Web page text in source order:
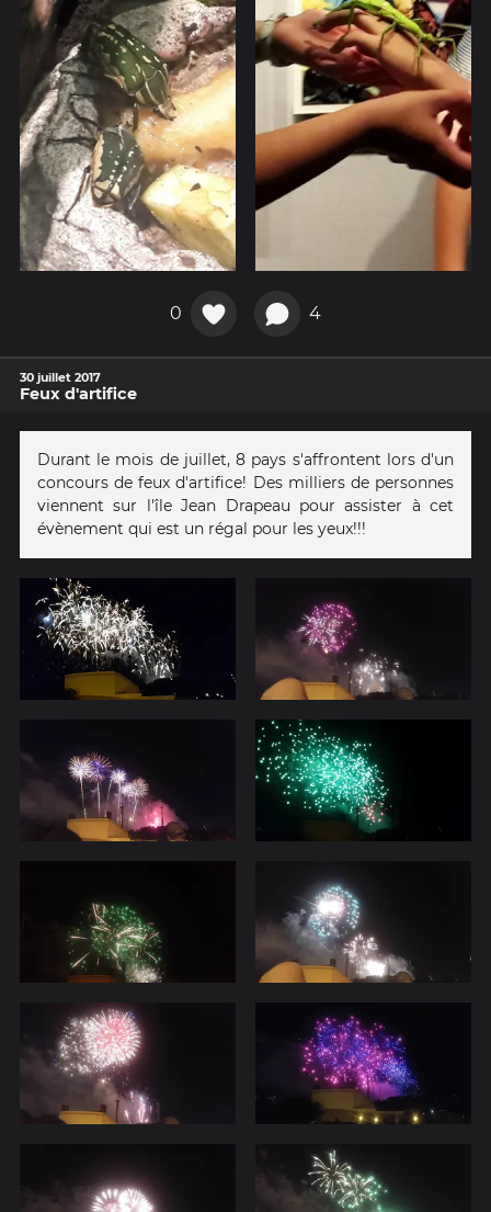
0 4
30 juillet 2017
Feux d'artifice
Durant le mois de juillet, 8 pays s'affrontent lors d'un
concours de feux d'artifice! Des milliers de personnes
viennent sur l'île Jean Drapeau pour assister à cet
évènement qui est un régal pour les yeux!!!